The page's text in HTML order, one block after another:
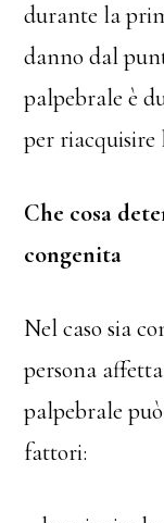
durante la
danno dal
palpebrale è
per
Che cosa
congenita
Nel caso sia
persona
palpebrale
fattori: